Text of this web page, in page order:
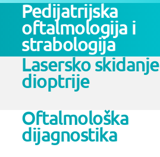
Pedijatrijska
oftalmologija i
strabologija
Lasersko skidanje
dioptrije
Oftalmološka
dijagnostika